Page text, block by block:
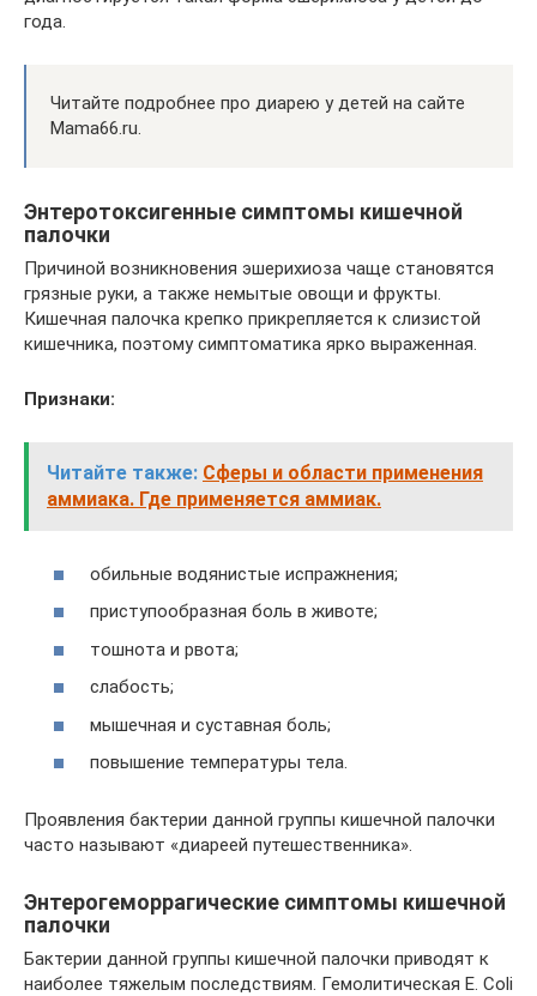
года.
Читайте подробнее про диарею у детей на сайте
Mama66.ru.
Энтеротоксигенные симптомы кишечной
палочки
Причиной возникновения эшерихиоза чаще становятся
грязные руки, а также немытые овощи и фрукты.
Кишечная палочка крепко прикрепляется к слизистой
кишечника, поэтому симптоматика ярко выраженная.
Признаки:
Читайте также: Сферы и области применения
аммиака. Где применяется аммиак.
обильные водянистые испражнения;
приступообразная боль в животе;
тошнота и рвота;
слабость;
мышечная и суставная боль;
повышение температуры тела.
Проявления бактерии данной группы кишечной палочки
часто называют «диареей путешественника».
Энтерогеморрагические симптомы кишечной
палочки
Бактерии данной группы кишечной палочки приводят к
наиболее тяжелым последствиям. Гемолитическая E. Coli